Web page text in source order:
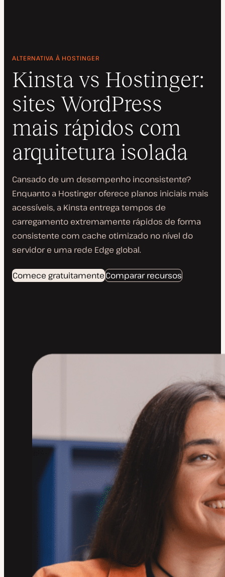
ALTERNATIVA À HOSTINGER
Kinsta vs Hostinger:
sites WordPress
mais rápidos com
arquitetura isolada
Cansado de um desempenho inconsistente?
Enquanto a Hostinger oferece planos iniciais mais
acessíveis, a Kinsta entrega tempos de
carregamento extremamente rápidos de forma
consistente com cache otimizado no nível do
servidor e uma rede Edge global.
Comece gratuitamenteComparar recursos